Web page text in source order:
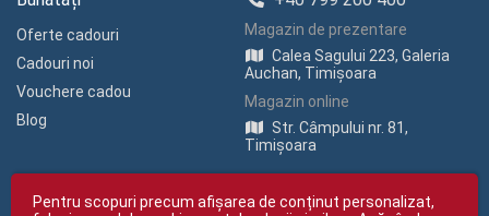
Oferte cadouri
Cadouri noi
Vouchere cadou
Blog
Magazin de prezentare
Calea Sagului 223, Galeria
Auchan, Timișoara
Magazin online
Str. Câmpului nr. 81,
Timișoara
Pentru scopuri precum afișarea de conținut personalizat,